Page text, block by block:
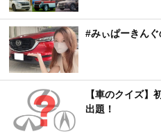
#みぃぱーきん
【車のクイズ】
出題！